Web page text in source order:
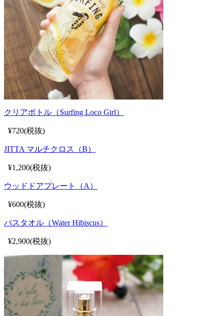
クリアボトル（Surfing Loco Girl）
¥720(税抜)
JITTA マルチクロス（B）
¥1,200(税抜)
ウッドドアプレート（A）
¥600(税抜)
バスタオル（Water Hibiscus）
¥2,900(税抜)